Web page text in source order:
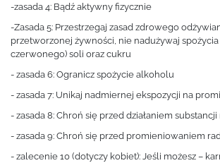
-zasada 4: Bądź aktywny fizycznie
-Zasada 5: Przestrzegaj zasad zdrowego
przetworzonej żywności, nie nadużywaj spożycia
czerwonego) soli oraz cukru
- zasada 6: Ogranicz spożycie alkoholu
- zasada 7: Unikaj nadmiernej ekspozycji na
- zasada 8: Chroń się przed działaniem
- zasada 9: Chroń się przed promieniowaniem
- zalecenie 10 (dotyczy kobiet): Jeśli możesz –